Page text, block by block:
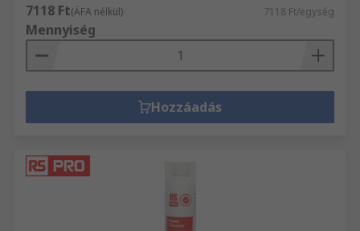
7118 Ft(ÁFA nélkül) 7118 Ft/egység
Mennyiség
Hozzáadás